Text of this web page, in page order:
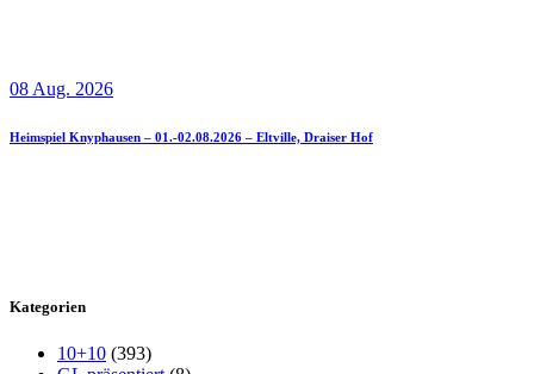
08 Aug. 2026
Heimspiel Knyphausen – 01.-02.08.2026 – Eltville, Draiser Hof
Kategorien
10+10 (393)